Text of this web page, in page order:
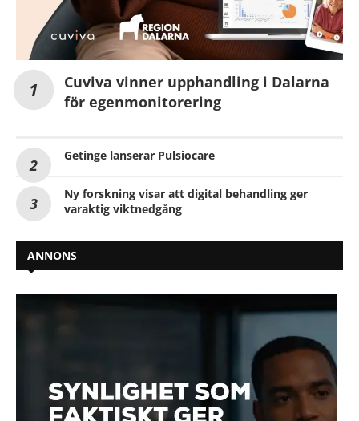
Cuviva vinner upphandling i Dalarna
för egenmonitorering
Getinge lanserar Pulsiocare
Ny forskning visar att digital behandling ger
varaktig viktnedgång
ANNONS